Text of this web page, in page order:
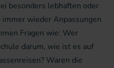
besonders lebhaften oder
wieder Anpassungen
Fragen wie: Wer
darum, wie ist es auf
Waren die